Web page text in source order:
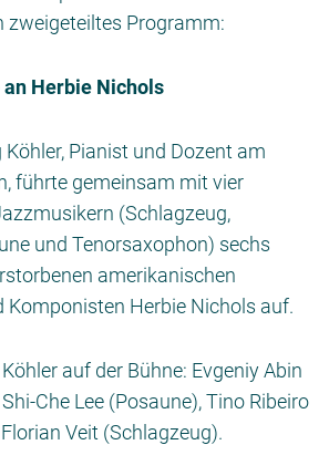
zweigeteiltes Programm:
Herbie Nichols
Köhler, Pianist und Dozent am
führte gemeinsam mit vier
(Schlagzeug,
und Tenorsaxophon) sechs
amerikanischen
Herbie Nichols auf.
auf der Bühne: Evgeniy Abin
Che Lee (Posaune), Tino Ribeiro
Veit (Schlagzeug).